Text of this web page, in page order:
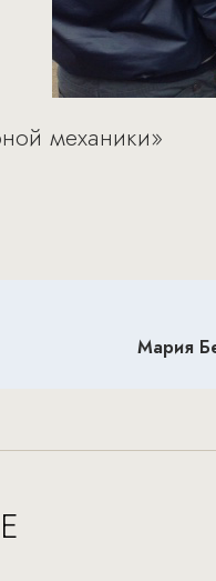
механики»
Мария